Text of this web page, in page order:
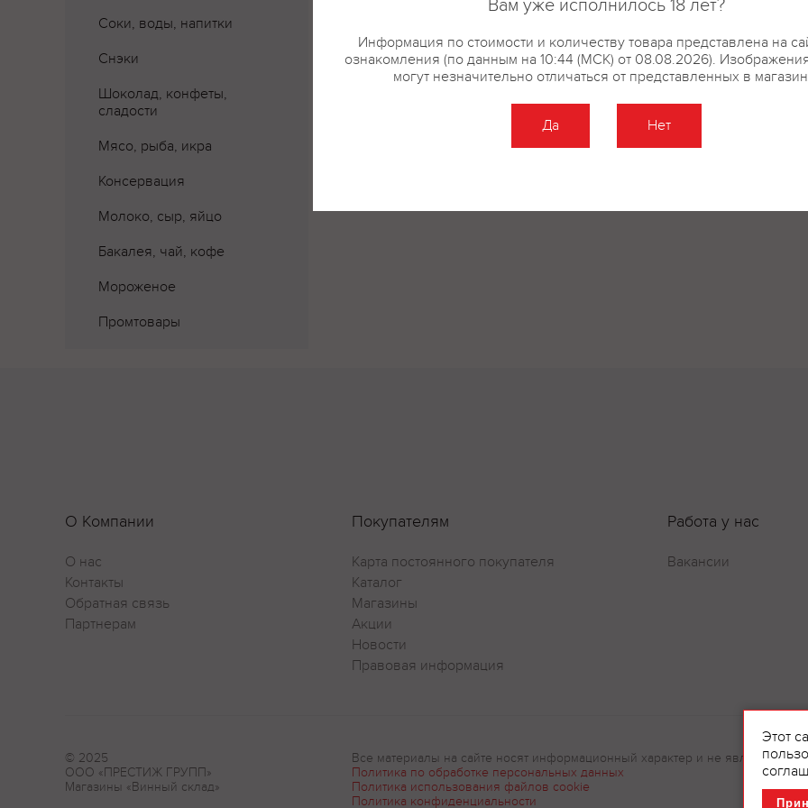
Соки, воды, напитки
Снэки
Шоколад, конфеты,
сладости
Мясо, рыба, икра
Консервация
Молоко, сыр, яйцо
Бакалея, чай, кофе
Мороженое
Промтовары
О Компании
О нас
Контакты
Обратная связь
Партнерам
Покупателям
Карта постоянного покупателя
Каталог
Магазины
Акции
Новости
Правовая информация
Работа у нас
Вакансии
© 2025
ООО «ПРЕСТИЖ ГРУПП»
Магазины «Винный склад»
Все материалы на сайте носят информационный характер и не являются
Политика по обработке персональных данных
Политика использования файлов cookie
Политика конфиденциальности
Этот
Вам уже исполнилось 18 лет?
Информация по стоимости и количеству товара представлена на
ознакомления (по данным на 10:44 (МСК) от 08.08.2026).
могут незначительно отличаться от представленных в
Да Нет